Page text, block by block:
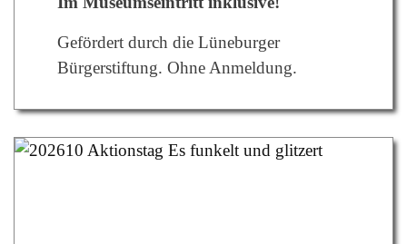
Gefördert durch die Lüneburger
Bürgerstiftung. Ohne Anmeldung.